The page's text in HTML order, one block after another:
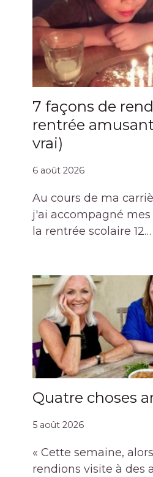
7 façons de
rentrée
vrai)
6 août 2026
Au cours de ma
j'ai accompagné
la rentrée scolaire 12…
Quatre choses
5 août 2026
« Cette semaine,
rendions visite à des